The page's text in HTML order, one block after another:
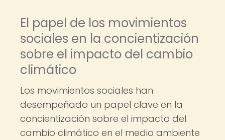
El papel de los movimientos
sociales en la concientización
sobre el impacto del cambio
climático
Los movimientos sociales han
desempeñado un papel clave en la
concientización sobre el impacto del
cambio climático en el medio ambiente